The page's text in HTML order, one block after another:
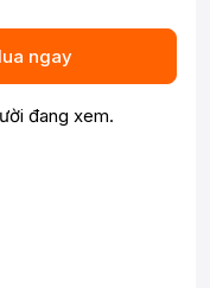
ngay
đang xem.